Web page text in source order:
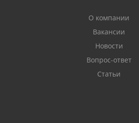
О компании
Вакансии
Новости
Вопрос-ответ
Статьи